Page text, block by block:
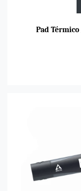
Pad Térmico